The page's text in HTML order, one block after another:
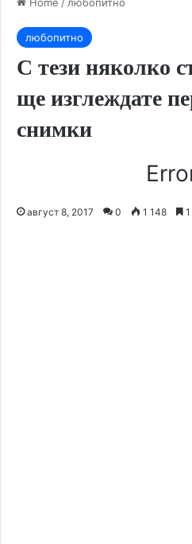
Home /любопитно
любопитно
С тези няколко
ще изглеждате
снимки
август 8, 2017 0 1 148